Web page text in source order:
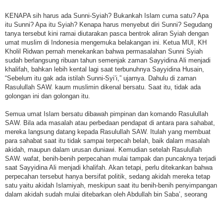
KENAPA sih harus ada Sunni-Syiah? Bukankah Islam cuma satu? Apa
itu Sunni? Apa itu Syiah? Kenapa harus menyebut diri Sunni? Segudang
tanya tersebut kini ramai diutarakan pasca bentrok aliran Syiah dengan
umat muslim di Indonesia mengemuka belakangan ini. Ketua MUI, KH
Kholil Ridwan pernah menekankan bahwa permasalahan Sunni Syiah
sudah berlangsung ribuan tahun semenjak zaman Sayyidina Ali menjadi
khalifah, bahkan lebih kental lagi saat terbunuhnya Sayyidina Husain,
“Sebelum itu gak ada istilah Sunni-Syi’i,” ujarnya. Dahulu di zaman
Rasulullah SAW. kaum muslimin dikenal bersatu. Saat itu, tidak ada
golongan ini dan golongan itu.
Semua umat Islam bersatu dibawah pimpinan dan komando Rasulullah
SAW. Bila ada masalah atau perbedaan pendapat di antara para sahabat,
mereka langsung datang kepada Rasulullah SAW. Itulah yang membuat
para sahabat saat itu tidak sampai terpecah belah, baik dalam masalah
akidah, maupun dalam urusan duniawi. Kemudian setelah Rasulullah
SAW. wafat, benih-benih perpecahan mulai tampak dan puncaknya terjadi
saat Sayyidina Ali menjadi khalifah. Akan tetapi, perlu ditekankan bahwa
perpecahan tersebut hanya bersifat politik, sedang akidah mereka tetap
satu yaitu akidah Islamiyah, meskipun saat itu benih-benih penyimpangan
dalam akidah sudah mulai ditebarkan oleh Abdullah bin Saba’, seorang